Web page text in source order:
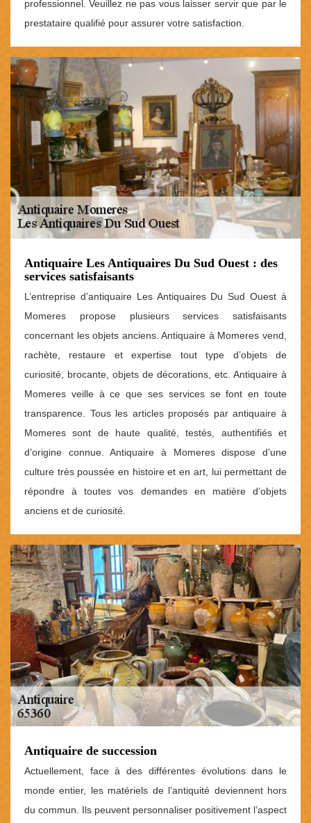
professionnel. Veuillez ne pas vous laisser servir que par le
prestataire qualifié pour assurer votre satisfaction.
Antiquaire Les Antiquaires Du Sud Ouest : des
services satisfaisants
L’entreprise d’antiquaire Les Antiquaires Du Sud Ouest à
Momeres propose plusieurs services satisfaisants
concernant les objets anciens. Antiquaire à Momeres vend,
rachète, restaure et expertise tout type d’objets de
curiosité, brocante, objets de décorations, etc. Antiquaire à
Momeres veille à ce que ses services se font en toute
transparence. Tous les articles proposés par antiquaire à
Momeres sont de haute qualité, testés, authentifiés et
d’origine connue. Antiquaire à Momeres dispose d’une
culture très poussée en histoire et en art, lui permettant de
répondre à toutes vos demandes en matière d’objets
anciens et de curiosité.
Antiquaire de succession
Actuellement, face à des différentes évolutions dans le
monde entier, les matériels de l’antiquité deviennent hors
du commun. Ils peuvent personnaliser positivement l’aspect